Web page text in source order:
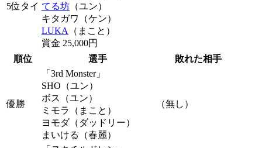
5位タイ てる坊 （ユン）
キタガワ
（ケン）
LUKA
（まこと）
賞金 25,000円
順位
選手 敗れた相手
優勝
「3rd Monster」
SHO（ユン）
ボス（ユン）
ミモラ（まこと）
ヨモダ（ダッドリー）
まいける（春麗）
（無し）